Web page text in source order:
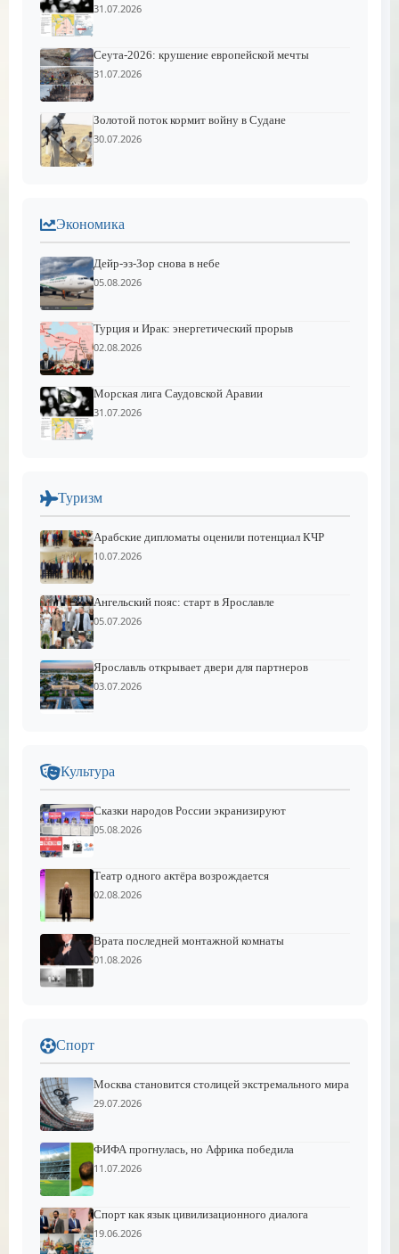
31.07.2026
Сеута-2026: крушение европейской мечты
31.07.2026
Золотой поток кормит войну в Судане
30.07.2026
Экономика
Дейр-эз-Зор снова в небе
05.08.2026
Турция и Ирак: энергетический прорыв
02.08.2026
Морская лига Саудовской Аравии
31.07.2026
Туризм
Арабские дипломаты оценили потенциал КЧР
10.07.2026
Ангельский пояс: старт в Ярославле
05.07.2026
Ярославль открывает двери для партнеров
03.07.2026
Культура
Сказки народов России экранизируют
05.08.2026
Театр одного актёра возрождается
02.08.2026
Врата последней монтажной комнаты
01.08.2026
Спорт
Москва становится столицей экстремального мира
29.07.2026
ФИФА прогнулась, но Африка победила
11.07.2026
Спорт как язык цивилизационного диалога
19.06.2026